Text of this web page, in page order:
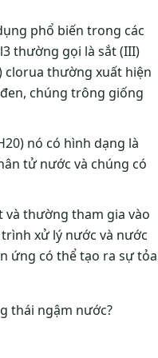
phổ biến trong các
thường gọi là sắt (III)
clorua thường xuất hiện
chúng trông giống
nó có hình dạng là
tử nước và chúng có
và thường tham gia vào
xử lý nước và nước
ứng có thể tạo ra sự tỏa
thái ngậm nước?